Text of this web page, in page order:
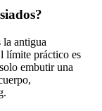
antigua
límite práctico es
embutir una